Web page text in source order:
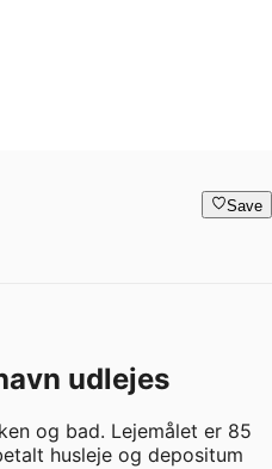
Save
udlejes
og bad. Lejemålet er 85
husleje og depositum